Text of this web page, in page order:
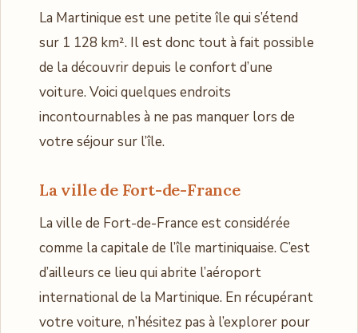
La Martinique est une petite île qui s’étend
sur 1 128 km². Il est donc tout à fait possible
de la découvrir depuis le confort d’une
voiture. Voici quelques endroits
incontournables à ne pas manquer lors de
votre séjour sur l’île.
La ville de Fort-de-France
La ville de Fort-de-France est considérée
comme la capitale de l’île martiniquaise. C’est
d’ailleurs ce lieu qui abrite l’aéroport
international de la Martinique. En récupérant
votre voiture, n’hésitez pas à l’explorer pour